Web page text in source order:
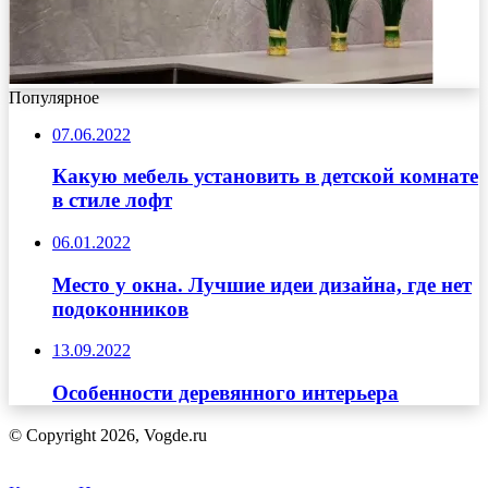
Популярное
07.06.2022
Какую мебель установить в детской комнате
в стиле лофт
06.01.2022
Место у окна. Лучшие идеи дизайна, где нет
подоконников
13.09.2022
Особенности деревянного интерьера
© Copyright 2026, Vogde.ru